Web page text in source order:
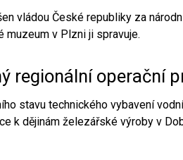
vládou České republiky za
muzeum v Plzni ji spravuje.
regionální operační
stavu technického vybavení
k dějinám železářské výroby v